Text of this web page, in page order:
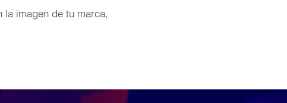
la imagen de tu marca,